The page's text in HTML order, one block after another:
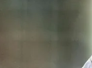
según
‘grogueta’
36 años
pensado, me
quiero